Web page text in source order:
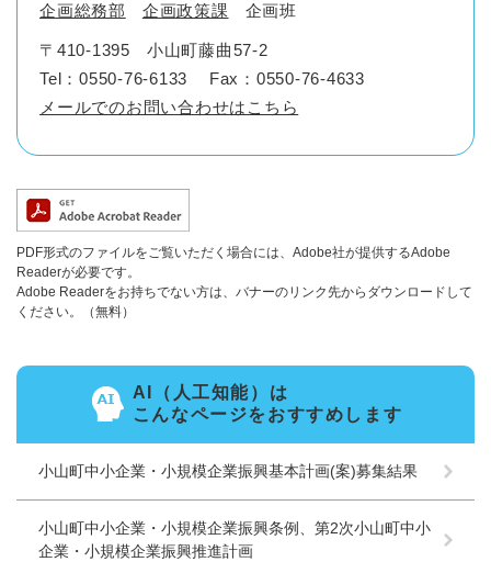
企画総務部 企画政策課 企画班
〒410-1395
小山町藤曲57-2
Tel：0550-76-6133
Fax：0550-76-4633
メールでのお問い合わせはこちら
PDF形式のファイルをご覧いただく場合には、Adobe社が提供するAdobe
Readerが必要です。
Adobe Readerをお持ちでない方は、バナーのリンク先からダウンロードして
ください。（無料）
AI（人工知能）は
こんなページをおすすめします
小山町中小企業・小規模企業振興基本計画(案)募集結果
小山町中小企業・小規模企業振興条例、第2次小山町中小
企業・小規模企業振興推進計画